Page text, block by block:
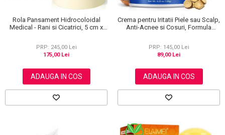
Rola Pansament Hidrocoloidal
Medical - Rani si Cicatrici, 5 cm x
PRP: 245,00 Lei
175,00 Lei
ADAUGA IN COS
Crema pentru Iritatii Piele sau Scalp,
Anti-Acnee si Cosuri, Formula
PRP: 145,00 Lei
89,00 Lei
ADAUGA IN COS